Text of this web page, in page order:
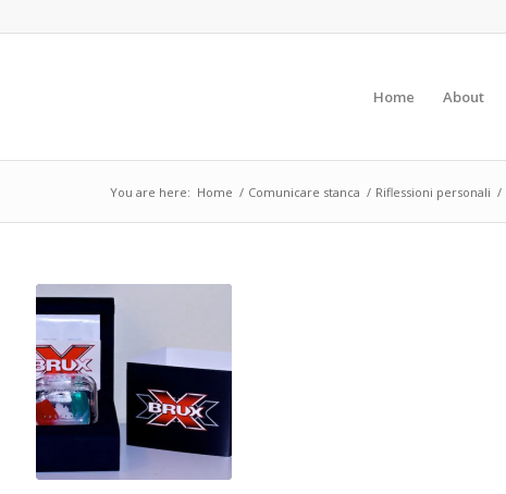
Home About
You are here: Home / Comunicare stanca / Riflessioni personali /